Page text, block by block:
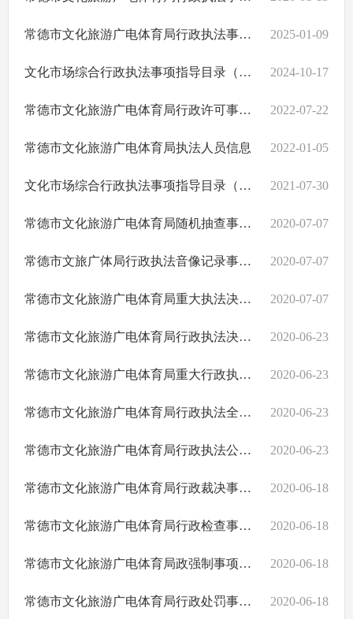
常德市文化旅游广电体育局行政执法事项指导目录（2025版） 2025-01-09
文化市场综合行政执法事项指导目录（2022年版） 2024-10-17
常德市文化旅游广电体育局行政许可事项清单 2022-07-22
常德市文化旅游广电体育局执法人员信息 2022-01-05
文化市场综合行政执法事项指导目录（2021年版） 2021-07-30
常德市文化旅游广电体育局随机抽查事项清单 2020-07-07
常德市文旅广体局行政执法音像记录事项清单 2020-07-07
常德市文化旅游广电体育局重大执法决定法制审核目录清单 2020-07-07
常德市文化旅游广电体育局行政执法决定说明理由制度（试行） 2020-06-23
常德市文化旅游广电体育局重大行政执法决定法制审核制度（试行） 2020-06-23
常德市文化旅游广电体育局行政执法全过程记录制度（试行） 2020-06-23
常德市文化旅游广电体育局行政执法公示制度（试行） 2020-06-23
常德市文化旅游广电体育局行政裁决事项清单 2020-06-18
常德市文化旅游广电体育局行政检查事项清单 2020-06-18
常德市文化旅游广电体育局政强制事项清单 2020-06-18
常德市文化旅游广电体育局行政处罚事项清单 2020-06-18